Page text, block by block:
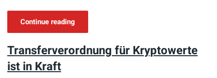
Continue reading
Transferverordnung für Kryptowerte
ist in Kraft